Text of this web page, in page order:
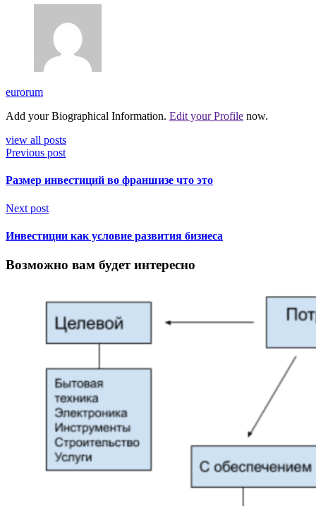
eurorum
Add your Biographical Information. Edit your Profile now.
view all posts
Previous post
Размер инвестиций во франшизе что это
Next post
Инвестиции как условие развития бизнеса
Возможно вам будет интересно